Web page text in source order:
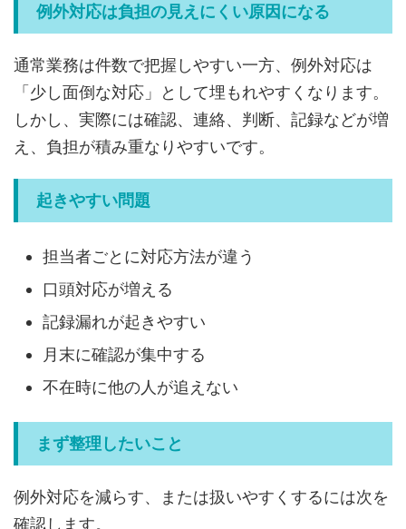
例外対応は負担の見えにくい原因になる
通常業務は件数で把握しやすい一方、例外対応は
「少し面倒な対応」として埋もれやすくなります。
しかし、実際には確認、連絡、判断、記録などが増
え、負担が積み重なりやすいです。
起きやすい問題
担当者ごとに対応方法が違う
口頭対応が増える
記録漏れが起きやすい
月末に確認が集中する
不在時に他の人が追えない
まず整理したいこと
例外対応を減らす、または扱いやすくするには次を
確認します。